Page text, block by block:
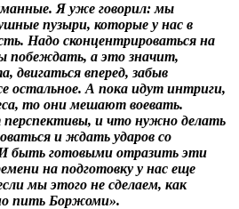
Я уже говорил: мы
пузыри, которые у нас в
Надо сконцентрироваться на
а это значит,
вперед, забыв
остальное. А пока идут интриги,
то они мешают воевать.
перспективы, и что нужно делать
и ждать ударов со
быть готовыми отразить эти
на подготовку у нас еще
мы этого не сделаем, как
пить Боржоми».